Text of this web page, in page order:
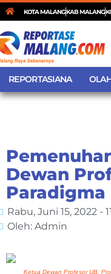
KOTA MALANGKAB MALANG
REPORTASIANA
Dewan
Rabu, Juni 15, 2022 -
Oleh: Admin
Ketua Dewan Profesor UB,